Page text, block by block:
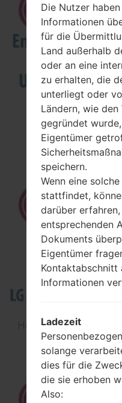
How to Enable
How to Flash Stock
using LG
Die Nutzer
Informationen
für die
Land außerhalb
oder an eine
zu erhalten, die
unterliegt oder
Ländern, wie
gegründet
Eigentümer
speichern.
Wenn eine
stattfindet,
darüber
entsprechenden
Dokuments
Eigentümer
Kontaktabschnitt
Informationen
Ladezeit
solange
dies für die
die sie erhoben
Also: